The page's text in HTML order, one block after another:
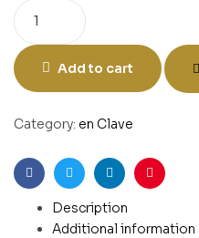
Add to cart
Category: en Clave
FacebookTwitterLinkedinPinterest
Description
Additional information